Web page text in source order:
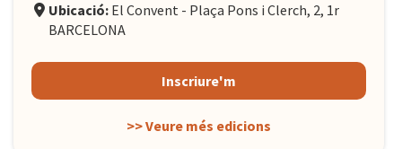
Ubicació: El Convent - Plaça Pons i Clerch, 2, 1r
BARCELONA
Inscriure'm
>> Veure més edicions